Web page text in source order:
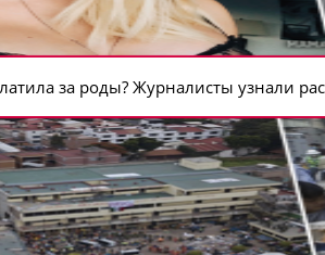
за роды? Журналисты узнали